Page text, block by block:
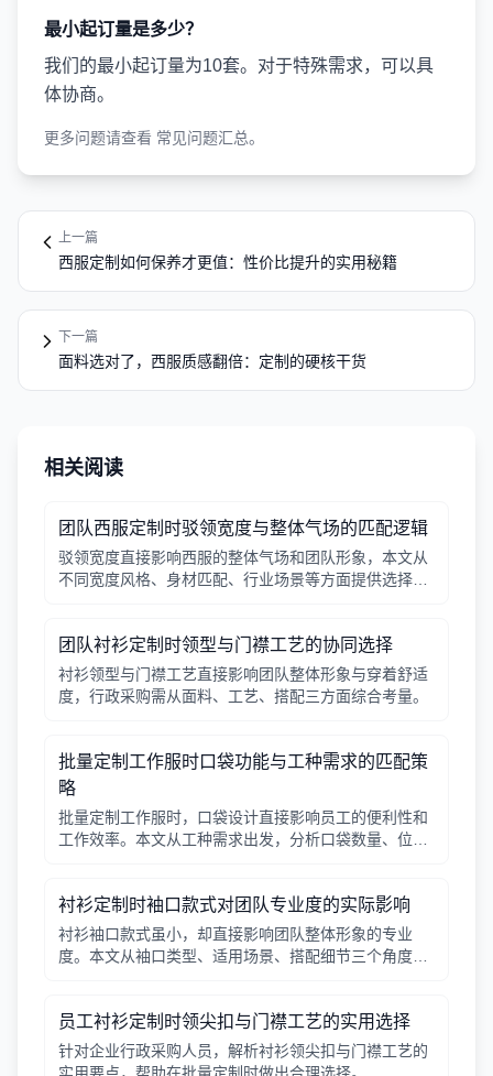
最小起订量是多少？
我们的最小起订量为10套。对于特殊需求，可以具
体协商。
更多问题请查看 常见问题汇总。
上一篇
西服定制如何保养才更值：性价比提升的实用秘籍
下一篇
面料选对了，西服质感翻倍：定制的硬核干货
相关阅读
团队西服定制时驳领宽度与整体气场的匹配逻辑
驳领宽度直接影响西服的整体气场和团队形象，本文从
不同宽度风格、身材匹配、行业场景等方面提供选择逻
团队衬衫定制时领型与门襟工艺的协同选择
衬衫领型与门襟工艺直接影响团队整体形象与穿着舒适
度，行政采购需从面料、工艺、搭配三方面综合考量。
批量定制工作服时口袋功能与工种需求的匹配策
略
批量定制工作服时，口袋设计直接影响员工的便利性和
工作效率。本文从工种需求出发，分析口袋数量、位
衬衫定制时袖口款式对团队专业度的实际影响
衬衫袖口款式虽小，却直接影响团队整体形象的专业
度。本文从袖口类型、适用场景、搭配细节三个角度，
员工衬衫定制时领尖扣与门襟工艺的实用选择
针对企业行政采购人员，解析衬衫领尖扣与门襟工艺的